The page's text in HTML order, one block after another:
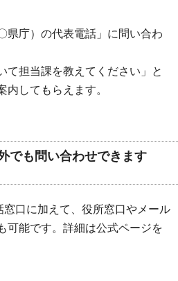
県庁）の代表電話」に問い合わ
て担当課を教えてください」と
内してもらえます。
でも問い合わせできます
口に加えて、役所窓口やメール
可能です。詳細は公式ページを